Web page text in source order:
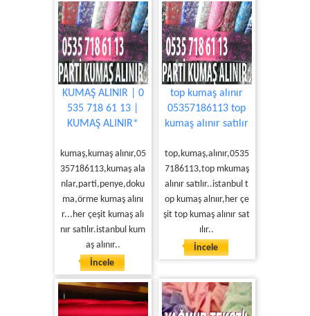
KUMAŞ ALINIR | 0
535 718 61 13 |
KUMAŞ ALINIR*
kumaş,kumaş alınır,05
357186113,kumaş ala
nlar,parti,penye,doku
ma,örme kumaş alını
r...her çeşit kumaş alı
nır satılır.istanbul kum
aş alınır..
İncele
top kumaş alınır
05357186113 top
kumaş alınır satılır
top,kumaş,alınır,0535
7186113,top mkumaş
alınır satılır..istanbul t
op kumaş alnıır,her çe
şit top kumaş alınır sat
ılır..
İncele